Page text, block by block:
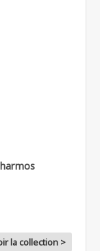
la collection >